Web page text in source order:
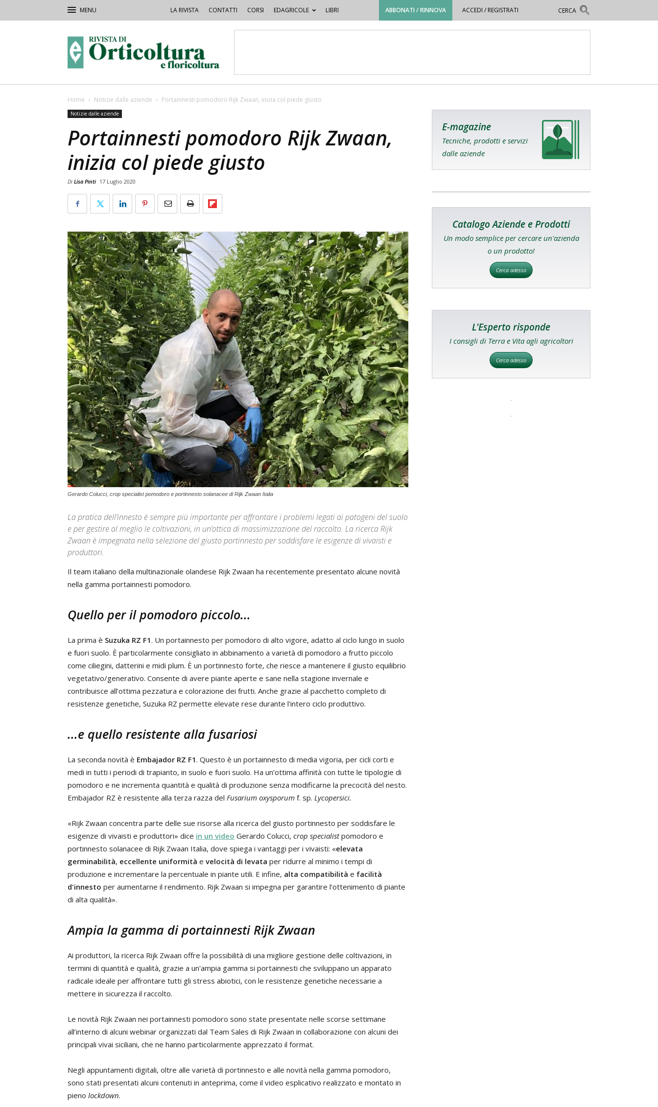
LA RIVISTA CONTATTI CORSI EDAGRICOLE LIBRI ABBONATI / RINNOVA ACCEDI / REGISTRATI
Orticoltura
Home Notizie dalle aziende Portainnesti pomodoro Rijk Zwaan, inizia col piede giusto
Notizie dalle aziende
Portainnesti pomodoro Rijk Zwaan,
inizia col piede giusto
Di Lisa Pinti 17 Luglio 2020
Gerardo Colucci, crop specialist pomodoro e portinnesto solanacee di Rijk Zwaan Italia
La pratica dell’innesto è sempre più importante per affrontare i problemi legati ai patogeni del suolo
e per gestire al meglio le coltivazioni, in un’ottica di massimizzazione del raccolto. La ricerca Rijk
Zwaan è impegnata nella selezione del giusto portinnesto per soddisfare le esigenze di vivaisti e
produttori.
Il team italiano della multinazionale olandese Rijk Zwaan ha recentemente presentato alcune novità
nella gamma portainnesti pomodoro.
Quello per il pomodoro piccolo...
La prima è Suzuka RZ F1. Un portainnesto per pomodoro di alto vigore, adatto al ciclo lungo in suolo
e fuori suolo. È particolarmente consigliato in abbinamento a varietà di pomodoro a frutto piccolo
come ciliegini, datterini e midi plum. È un portinnesto forte, che riesce a mantenere il giusto equilibrio
vegetativo/generativo. Consente di avere piante aperte e sane nella stagione invernale e
contribuisce all’ottima pezzatura e colorazione dei frutti. Anche grazie al pacchetto completo di
resistenze genetiche, Suzuka RZ permette elevate rese durante l'intero ciclo produttivo.
...e quello resistente alla fusariosi
La seconda novità è Embajador RZ F1. Questo è un portainnesto di media vigoria, per cicli corti e
medi in tutti i periodi di trapianto, in suolo e fuori suolo. Ha un’ottima affinità con tutte le tipologie di
pomodoro e ne incrementa quantità e qualità di produzione senza modificarne la precocità del nesto.
Embajador RZ è resistente alla terza razza del Fusarium oxysporum f. sp. Lycopersici.
«Rijk Zwaan concentra parte delle sue risorse alla ricerca del giusto portinnesto per soddisfare le
esigenze di vivaisti e produttori» dice in un video Gerardo Colucci, crop specialistpomodoro e
portinnesto solanacee di Rijk Zwaan Italia, dove spiega i vantaggi per i vivaisti: «elevata
germinabilità, eccellente uniformità e velocità di levata per ridurre al minimo i tempi di
produzione e incrementare la percentuale in piante utili. E infine, alta compatibilità e facilità
d'innesto per aumentarne il rendimento. Rijk Zwaan si impegna per garantire l’ottenimento di piante
di alta qualità».
Ampia la gamma di portainnesti Rijk Zwaan
Ai produttori, la ricerca Rijk Zwaan offre la possibilità di una migliore gestione delle coltivazioni, in
termini di quantità e qualità, grazie a un'ampia gamma si portainnesti che sviluppano un apparato
radicale ideale per affrontare tutti gli stress abiotici, con le resistenze genetiche necessarie a
mettere in sicurezza il raccolto.
Le novità Rijk Zwaan nei portainnesti pomodoro sono state presentate nelle scorse settimane
all’interno di alcuni webinar organizzati dal Team Sales di Rijk Zwaan in collaborazione con alcuni dei
principali vivai siciliani, che ne hanno particolarmente apprezzato il format.
Negli appuntamenti digitali, oltre alle varietà di portinnesto e alle novità nella gamma pomodoro,
sono stati presentati alcuni contenuti in anteprima, come il video esplicativo realizzato e montato in
pieno lockdown.
E-magazine
Tecniche, prodotti e servizi
dalle aziende
Catalogo Aziende e Prodotti
Un modo semplice per cercare un'azienda
o un prodotto!
Cerca adesso
L'Esperto risponde
I consigli di Terra e Vita agli agricoltori
Cerca adesso